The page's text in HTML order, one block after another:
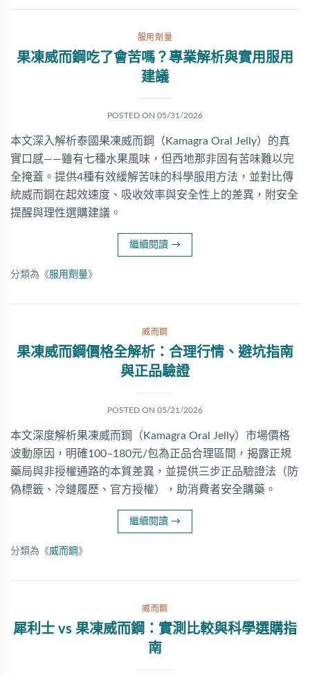
服用劑量
果凍威而鋼吃了會苦嗎？專業解析與實用服用
建議
POSTED ON 05/31/2026
本文深入解析泰國果凍威而鋼（Kamagra Oral Jelly）的真
實口感——雖有七種水果風味，但西地那非固有苦味難以完
全掩蓋。提供4種有效緩解苦味的科學服用方法，並對比傳
統威而鋼在起效速度、吸收效率與安全性上的差異，附安全
提醒與理性選購建議。
繼續閱讀 →
分類為《服用劑量》
威而鋼
果凍威而鋼價格全解析：合理行情、避坑指南
與正品驗證
POSTED ON 05/21/2026
本文深度解析果凍威而鋼（Kamagra Oral Jelly）市場價格
波動原因，明確100–180元/包為正品合理區間，揭露正規
藥局與非授權通路的本質差異，並提供三步正品驗證法（防
偽標籤、冷鏈履歷、官方授權），助消費者安全購藥。
繼續閱讀 →
分類為《威而鋼 》
威而鋼
犀利士 vs 果凍威而鋼：實測比較與科學選購指
南